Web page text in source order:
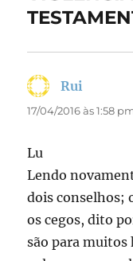
Rui
17/04/2016 às 1:58
Lu
Lendo
dois conselhos;
os cegos, dito
são para muitos